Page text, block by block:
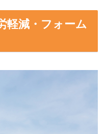
軽減・フォーム